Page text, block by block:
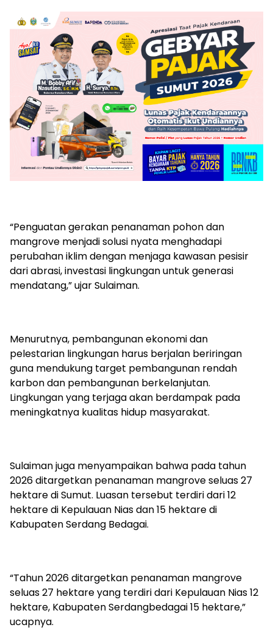
“Penguatan gerakan penanaman pohon dan
mangrove menjadi solusi nyata menghadapi
perubahan iklim dengan menjaga kawasan pesisir
dari abrasi, investasi lingkungan untuk generasi
mendatang,” ujar Sulaiman.
Menurutnya, pembangunan ekonomi dan
pelestarian lingkungan harus berjalan beriringan
guna mendukung target pembangunan rendah
karbon dan pembangunan berkelanjutan.
Lingkungan yang terjaga akan berdampak pada
meningkatnya kualitas hidup masyarakat.
Sulaiman juga menyampaikan bahwa pada tahun
2026 ditargetkan penanaman mangrove seluas 27
hektare di Sumut. Luasan tersebut terdiri dari 12
hektare di Kepulauan Nias dan 15 hektare di
Kabupaten Serdang Bedagai.
“Tahun 2026 ditargetkan penanaman mangrove
seluas 27 hektare yang terdiri dari Kepulauan Nias 12
hektare, Kabupaten Serdangbedagai 15 hektare,”
ucapnya.